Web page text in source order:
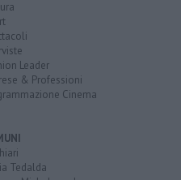
Leader
& Professioni
Cinema
Tedalda